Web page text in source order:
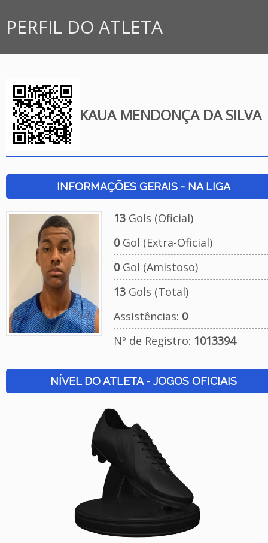
PERFIL DO ATLETA
KAUA MENDONÇA DA SILVA
INFORMAÇÕES GERAIS - NA LIGA
13Gols (Oficial)
0Gol (Extra-Oficial)
0Gol (Amistoso)
13Gols (Total)
Assistências: 0
Nº de Registro: 1013394
NÍVEL DO ATLETA - JOGOS OFICIAIS